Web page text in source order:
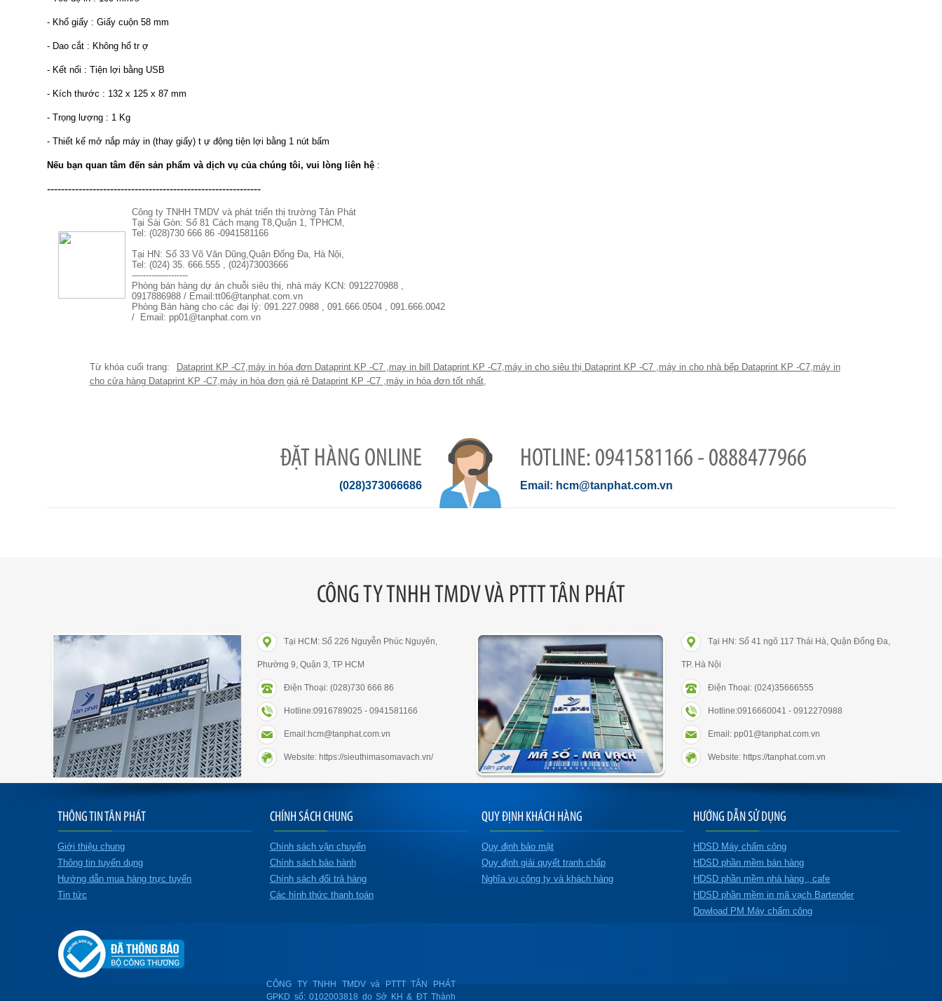
- Khổ giấy : Giấy cuộn 58 mm
- Dao cắt : Không hổ tr ợ
- Kết nối : Tiện lợi bằng USB
- Kích thước : 132 x 125 x 87 mm
- Trọng lượng : 1 Kg
- Thiết kế mở nắp máy in (thay giấy) t ự động tiện lợi bằng 1 nút bấm
Nếu bạn quan tâm đến sản phẩm và dịch vụ của chúng tôi, vui lòng liên hệ :
-------------------------------------------------------------
Công ty TNHH TMDV và phát triển thị trường Tân Phát
Tại Sài Gòn: Số 81 Cách mạng T8,Quận 1, TPHCM,
Tel: (028)730 666 86 -0941581166
Tại HN: Số 33 Võ Văn Dũng,Quận Đống Đa, Hà Nội,
Tel: (024) 35. 666.555 , (024)73003666
--------------------
Phòng bán hàng dự án chuỗi siêu thị, nhà máy KCN: 0912270988 ,
0917886988 / Email:tt06@tanphat.com.vn
Phòng Bán hàng cho các đại lý: 091.227.0988 , 091.666.0504 , 091.666.0042
/ Email: pp01@tanphat.com.vn
Dataprint KP -C7,máy in hóa đơn Dataprint KP -C7 ,may in bill Dataprint KP -C7,máy in cho siêu thị Dataprint KP -C7 ,máy in cho nhà bếp Dataprint KP -C7,máy in
cho cửa hàng Dataprint KP -C7,máy in hóa đơn giá rẻ Dataprint KP -C7 ,máy in hóa đơn tốt nhất,
ĐẶT HÀNG ONLINE
(028)373066686
0941581166 - 0888477966
hcm@tanphat.com.vn
CÔNG TY TNHH TMDV VÀ PTTT TÂN PHÁT
Tại HCM: Số 226 Nguyễn Phúc Nguyên,
Phường 9, Quận 3, TP HCM
Điện Thoại: (028)730 666 86
Hotline:0916789025 - 0941581166
Email:hcm@tanphat.com.vn
Website: https://sieuthimasomavach.vn/
Tại HN: Số 41 ngõ 117 Thái Hà, Quận Đống Đa,
TP. Hà Nội
Điện Thoại: (024)35666555
Hotline:0916660041 - 0912270988
Email: pp01@tanphat.com.vn
Website: https://tanphat.com.vn
THÔNG TIN TÂN PHÁT
Giới thiệu chung
Thông tin tuyển dụng
Hướng dẫn mua hàng trực tuyến
Tin tức
CHÍNH SÁCH CHUNG
Chính sách vận chuyển
Chính sách bảo hành
Chính sách đổi trả hàng
Các hình thức thanh toán
QUY ĐỊNH KHÁCH HÀNG
Quy định bảo mật
Quy định giải quyết tranh chấp
Nghĩa vụ công ty và khách hàng
HƯỚNG DẪN SỬ DỤNG
HDSD Máy chấm công
HDSD phần mềm bán hàng
HDSD phần mềm nhà hàng , cafe
HDSD phần mềm in mã vạch Bartender
Dowload PM Máy chấm công
CÔNG TY TNHH TMDV và PTTT TÂN PHÁT
GPKD số: 0102003818 do Sở KH & ĐT Thành